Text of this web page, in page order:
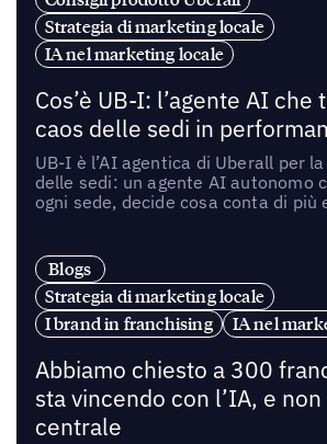
Strategia di marketing locale
IA nel marketing locale
Cos’è UB-I: l’agente AI che
caos delle sedi in
UB-I è l’AI agentica di Uberall per
delle sedi: un agente AI autonomo
ogni sede, decide cosa conta di più
Blogs
Strategia di marketing locale
I brand in franchising
IA nel
Abbiamo chiesto a 300
sta vincendo con l’IA, e
centrale